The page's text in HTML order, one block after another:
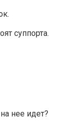
суппорта.
нее идет?